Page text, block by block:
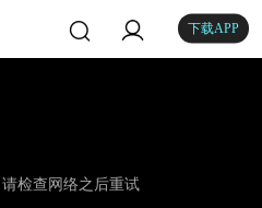
下载APP
检查网络之后重试